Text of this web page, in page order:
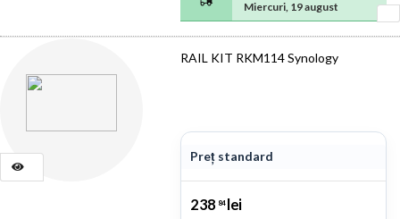
Miercuri, 19 august
RAIL KIT RKM114 Synology
Preț standard
238 84lei